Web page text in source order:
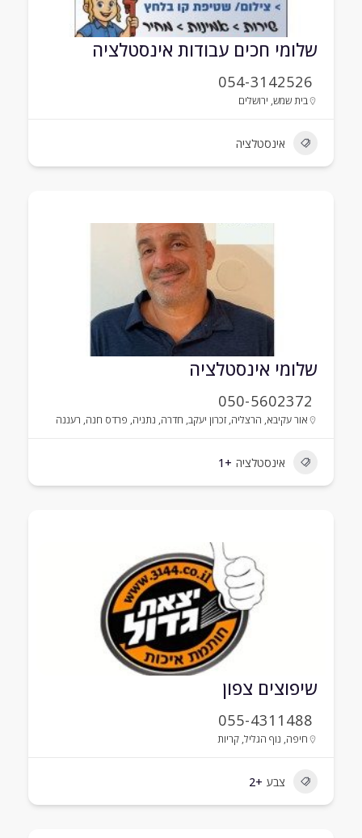
שלומי חכים עבודות אינסטלציה
054-3142526
בית שמש,ירושלים
אינסטלציה
שלומי אינסטלציה
050-5602372
אור עקיבא,הרצליה,זכרון יעקב ,חדרה,נתניה,פרדס חנה,רעננה
אינסטלציה +1
שיפוצים צפון
055-4311488
נוף הגליל ,קריות
צבע +2